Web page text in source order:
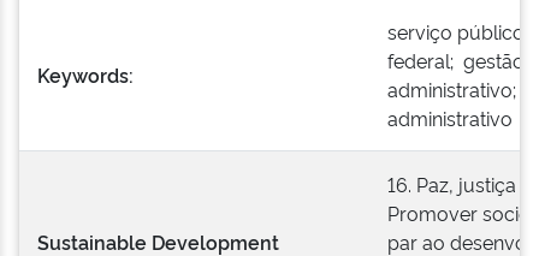
Keywords:
serviço público;
federal; gestão
administrativo;
administrativo
Sustainable Development
16. Paz, justiça
Promover
par ao